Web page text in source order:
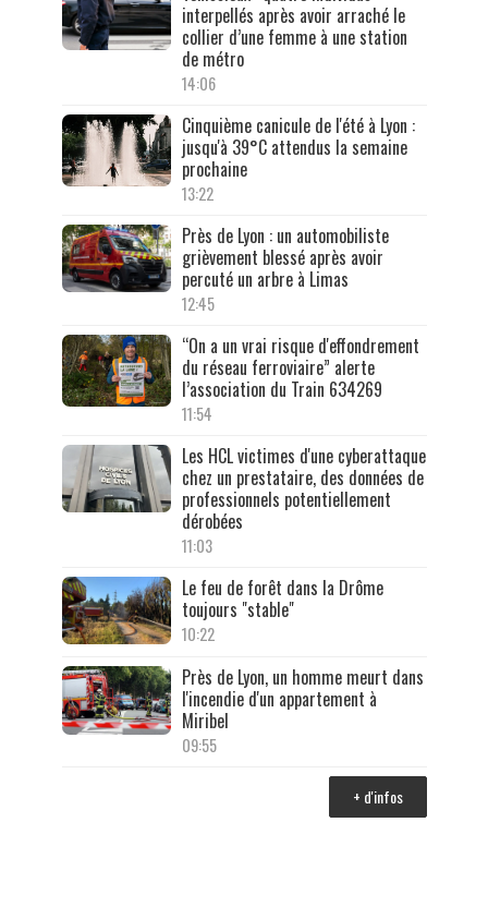
interpellés après avoir arraché le
collier d’une femme à une station
de métro
14:06
Cinquième canicule de l'été à Lyon :
jusqu'à 39°C attendus la semaine
prochaine
13:22
Près de Lyon : un automobiliste
grièvement blessé après avoir
percuté un arbre à Limas
12:45
“On a un vrai risque d'effondrement
du réseau ferroviaire” alerte
l’association du Train 634269
11:54
Les HCL victimes d'une cyberattaque
chez un prestataire, des données de
professionnels potentiellement
dérobées
11:03
Le feu de forêt dans la Drôme
toujours "stable"
10:22
Près de Lyon, un homme meurt dans
l'incendie d'un appartement à
Miribel
09:55
+ d'infos